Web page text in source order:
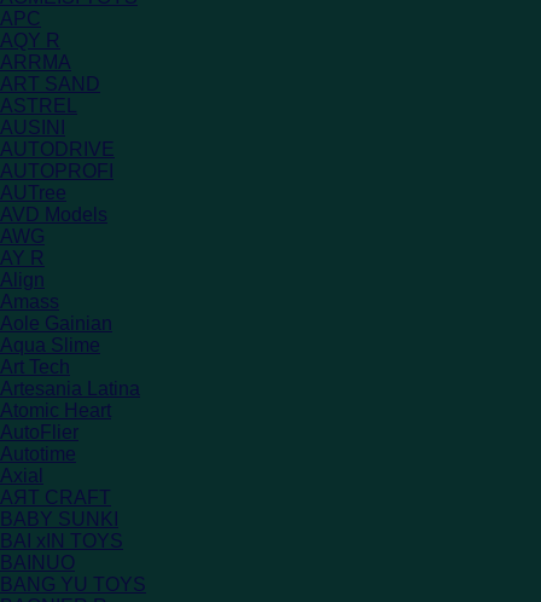
APC
AQY R
ARRMA
ART SAND
ASTREL
AUSINI
AUTODRIVE
AUTOPROFI
AUTree
AVD Models
AWG
AY R
Align
Amass
Aole Gainian
Aqua Slime
Art Tech
Artesania Latina
Atomic Heart
AutoFlier
Autotime
Axial
AЯT CRAFT
BABY SUNKI
BAI xIN TOYS
BAINUO
BANG YU TOYS